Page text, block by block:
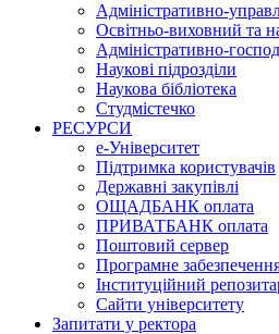
Адміністративно-
Освітньо-виховний та
Адміністративно-
Наукові підрозділи
Наукова бібліотека
Студмістечко
РЕСУРСИ
е-Університет
Підтримка користувачів
Державні закупівлі
ОЩАДБАНК оплата
ПРИВАТБАНК оплата
Поштовий сервер
Програмне
Інституційний
Сайти університету
Запитати у ректора